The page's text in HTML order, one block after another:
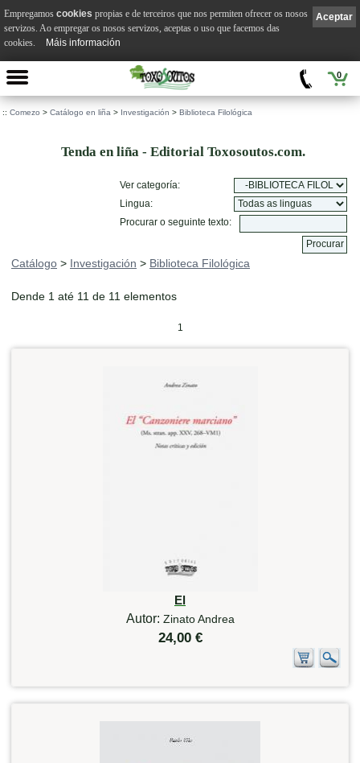
0
:: Comezo > Catálogo en liña > Investigación > Biblioteca Filológica
Tenda en liña - Editorial Toxosoutos.com.
Ver categoría:
Lingua:
Procurar o seguinte texto:
Catálogo > Investigación > Biblioteca Filológica
Dende 1 até 11 de 11 elementos
1
El
Autor: Zinato Andrea
24,00 €
Aceptar
Empregamos cookies propias e de terceiros que nos permiten ofrecer os nosos
servizos. Ao empregar os nosos servizos, aceptas o uso que facemos das
cookies.
Máis información